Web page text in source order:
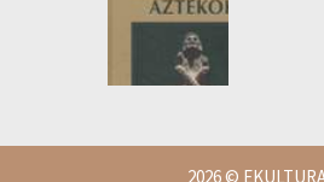
2026©